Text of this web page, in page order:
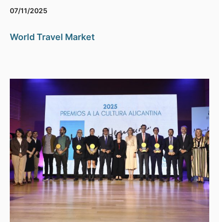
07/11/2025
World Travel Market